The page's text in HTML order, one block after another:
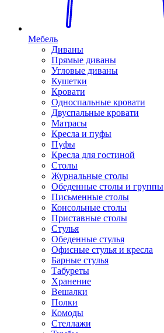
Мебель
Диваны
Прямые диваны
Угловые диваны
Кушетки
Кровати
Односпальные кровати
Двуспальные кровати
Матрасы
Кресла и пуфы
Пуфы
Кресла для гостиной
Столы
Журнальные столы
Обеденные столы и группы
Письменные столы
Консольные столы
Приставные столы
Стулья
Обеденные стулья
Офисные стулья и кресла
Барные стулья
Табуреты
Хранение
Вешалки
Полки
Комоды
Стеллажи